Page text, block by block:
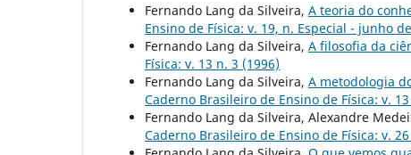
Fernando Lang da Silveira, A teoria do
Ensino de Física: v. 19, n. Especial - junho
Fernando Lang da Silveira, A filosofia da
Física: v. 13 n. 3 (1996)
Fernando Lang da Silveira, A metodologia
Caderno Brasileiro de Ensino de Física: v.
Fernando Lang da Silveira, Alexandre
Caderno Brasileiro de Ensino de Física: v.